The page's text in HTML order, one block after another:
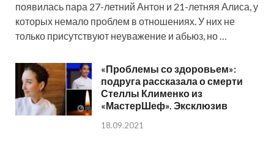
появилась пара 27-летний Антон и 21-летняя Алиса, у
которых немало проблем в отношениях. У них не
только присутствуют неуважение и абьюз, но …
«Проблемы со здоровьем»:
подруга рассказала о смерти
Стеллы Клименко из
«МастерШеф». Эксклюзив
18.09.2021